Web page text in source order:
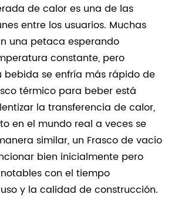
de calor es una de las
entre los usuarios. Muchas
una petaca esperando
constante, pero
bebida se enfría más rápido de
térmico para beberestá
la transferencia de calor,
en el mundo real a veces se
similar, un Frasco de vacío
bien inicialmente pero
con el tiempo
y la calidad de construcción.